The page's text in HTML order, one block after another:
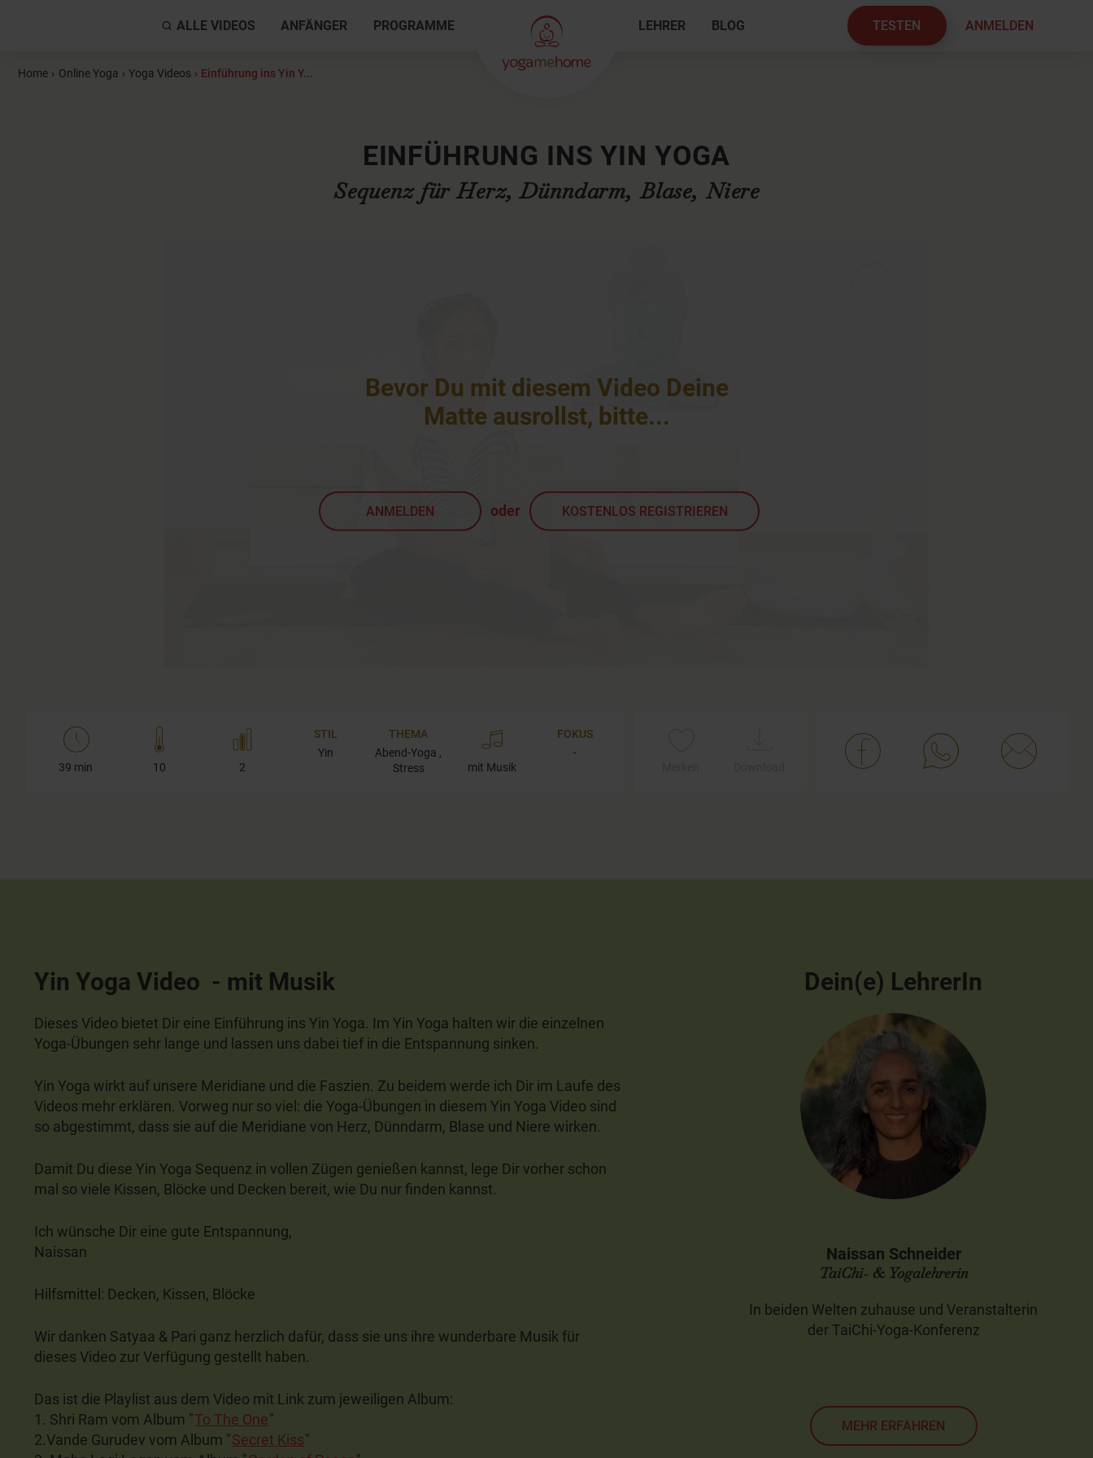
ALLE VIDEOS ANFÄNGER PROGRAMME LEHRER BLOG TESTEN ANMELDEN
Home › Online Yoga › Yoga Videos › Einführung ins Yin Y...
EINFÜHRUNG INS YIN YOGA
Sequenz für Herz, Dünndarm, Blase, Niere
Bevor Du mit diesem Video Deine
Matte ausrollst, bitte...
ANMELDEN oder KOSTENLOS REGISTRIEREN
39 min 10 2
STIL
Yin
THEMA
Abend-Yoga ,
Stress
mit Musik
FOKUS
-
Yin Yoga Video - mit Musik
Dieses Video bietet Dir eine Einführung ins Yin Yoga. Im Yin Yoga halten wir die einzelnen
Yoga-Übungen sehr lange und lassen uns dabei tief in die Entspannung sinken.
Yin Yoga wirkt auf unsere Meridiane und die Faszien. Zu beidem werde ich Dir im Laufe des
Videos mehr erklären. Vorweg nur so viel: die Yoga-Übungen in diesem Yin Yoga Video sind
so abgestimmt, dass sie auf die Meridiane von Herz, Dünndarm, Blase und Niere wirken.
Damit Du diese Yin Yoga Sequenz in vollen Zügen genießen kannst, lege Dir vorher schon
mal so viele Kissen, Blöcke und Decken bereit, wie Du nur finden kannst.
Ich wünsche Dir eine gute Entspannung,
Naissan
Hilfsmittel: Decken, Kissen, Blöcke
Wir danken Satyaa & Pari ganz herzlich dafür, dass sie uns ihre wunderbare Musik für
dieses Video zur Verfügung gestellt haben.
Das ist die Playlist aus dem Video mit Link zum jeweiligen Album:
1. Shri Ram vom Album "To The One"
2.Vande Gurudev vom Album "Secret Kiss"
Dein(e) LehrerIn
Naissan Schneider
TaiChi- & Yogalehrerin
In beiden Welten zuhause und Veranstalterin
der TaiChi-Yoga-Konferenz
MEHR ERFAHREN